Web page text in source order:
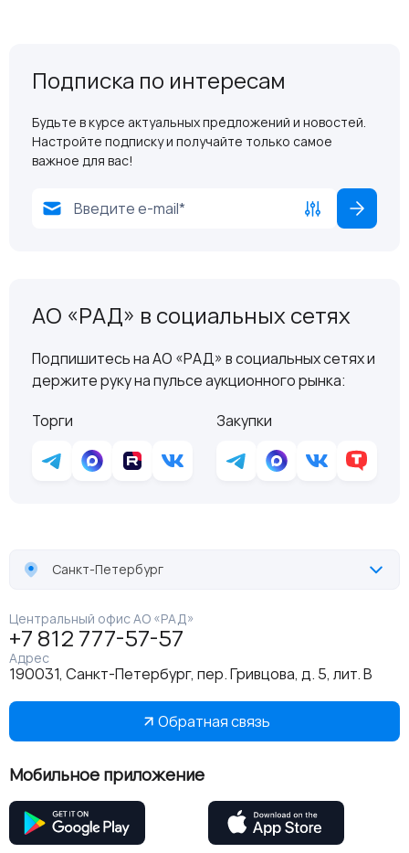
Подписка по интересам
Будьте в курсе актуальных предложений и новостей.
Настройте подписку и получайте только самое
важное для вас!
АО «РАД» в социальных сетях
Подпишитесь на АО «РАД» в социальных сетях и
держите руку на пульсе аукционного рынка:
Торги
Закупки
Санкт-Петербург
Центральный офис АО «РАД»
+7 812 777-57-57
Адрес
190031, Санкт-Петербург, пер. Гривцова, д. 5, лит. В
Обратная связь
Мобильное приложение